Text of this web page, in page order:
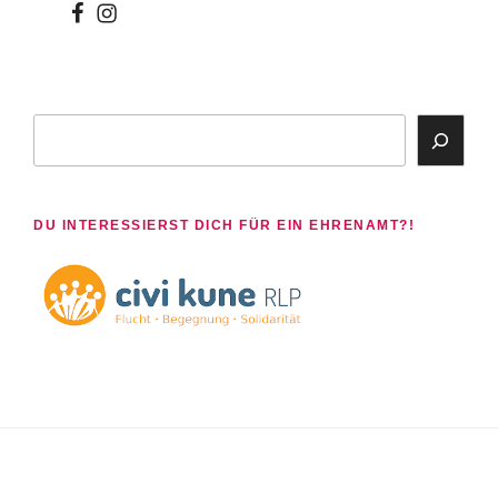
wir wir
DU INTERESSIERST DICH FÜR EIN EHRENAMT?!